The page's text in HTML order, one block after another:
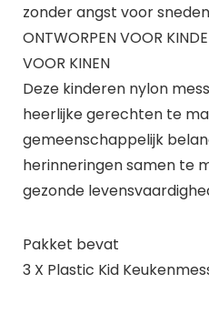
zonder angst voor
ONTWORPEN VOOR
VOOR KINEN
Deze kinderen nylon
heerlijke gerechten te
gemeenschappelijk
herinneringen samen te
gezonde
Pakket bevat
3 X Plastic Kid